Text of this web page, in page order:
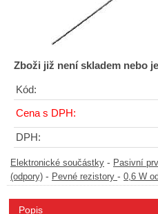
Zboži již není skladem nebo
Kód:
Cena s DPH:
DPH:
Elektronické součástky - Pasivní
(odpory) - Pevné rezistory - 0,6 W
Popis